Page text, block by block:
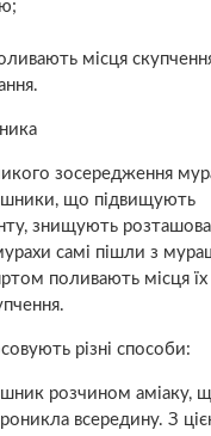
місця
зосередження
що підвищують
знищують
самі пішли з
поливають місця їх
різні способи:
розчином aміаку,
всередину. З